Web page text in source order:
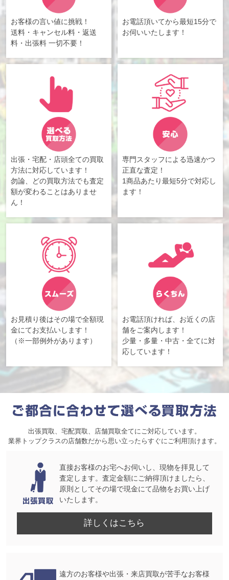
お客様の言い値に挑戦！
送料・キャンセル料・返送
料・出張料 一切不要！
お電話頂いてから最短15分で
お伺いいたします！
出張・宅配・店頭全ての買取
方法に対応しています！
勿論、どの買取方法でも査定
額が変わることはありませ
ん！
専門スタッフによる迅速かつ
正直な査定！
1商品あたり最短5分で対応し
ます！
お見積り後はその場で全額現
金にてお支払いします！
（※一部例外があります）
お電話頂ければ、お近くの店
舗をご案内します！
少量・多量・中古・全てに対
応しています！
出張買取、宅配買取、店舗買取全てにご対応しています。
業界トップクラスの店舗数だから思い立ったらすぐにご利用頂けます。
直接お客様のお宅へお伺いし、現物を拝見して
査定します。査定金額にご納得頂けましたら、
原則としてその場で現金にて品物をお買い上げ
いたします。
詳しくはこちら
遠方のお客様や出張・来店買取が苦手なお客様